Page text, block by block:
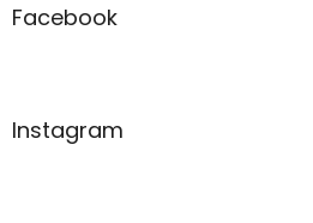
Facebook
Instagram